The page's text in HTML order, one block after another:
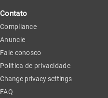
Contato
Compliance
Anuncie
Fale conosco
Política de privacidade
Change privacy settings
FAQ